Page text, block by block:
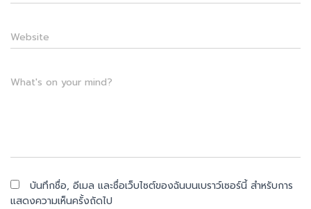
Website
What's on your mind?
บันทึกชื่อ, อีเมล และชื่อเว็บไซต์ของฉันบนเบราว์เซอร์นี้ สำหรับการ
แสดงความเห็นครั้งถัดไป